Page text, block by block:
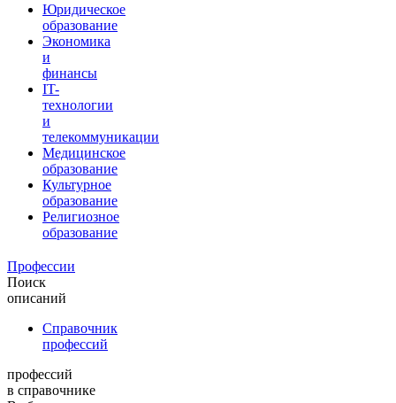
Юридическое
образование
Экономика
и
финансы
IT-
технологии
и
телекоммуникации
Медицинское
образование
Культурное
образование
Религиозное
образование
Профессии
Поиск
описаний
Справочник
профессий
профессий
в справочнике